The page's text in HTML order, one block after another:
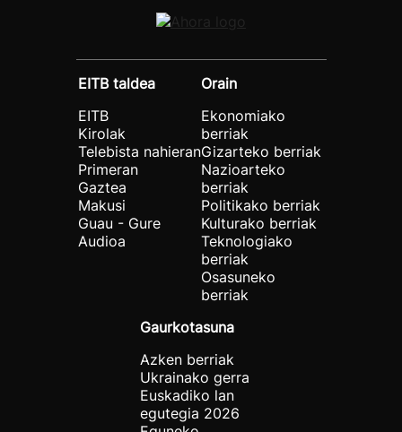
EITB taldea
EITB
Kirolak
Telebista nahieran
Primeran
Gaztea
Makusi
Guau - Gure
Audioa
Orain
Ekonomiako
berriak
Gizarteko berriak
Nazioarteko
berriak
Politikako berriak
Kulturako berriak
Teknologiako
berriak
Osasuneko
berriak
Gaurkotasuna
Azken berriak
Ukrainako gerra
Euskadiko lan
egutegia 2026